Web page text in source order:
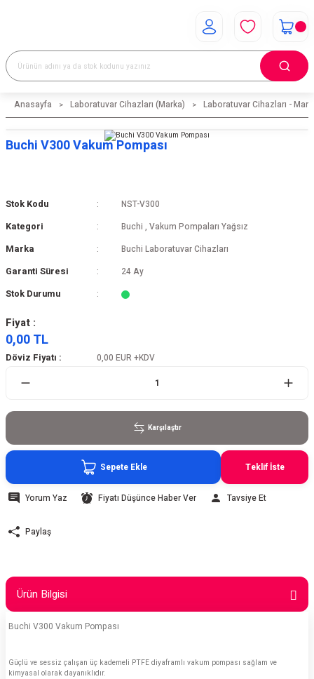
Anasayfa Laboratuvar Cihazları (Marka) Laboratuvar Cihazları -
Buchi V300 Vakum Pompası
Stok Kodu NST-V300
Kategori Buchi , Vakum Pompaları Yağsız
Marka Buchi Laboratuvar Cihazları
Garanti Süresi 24 Ay
Stok Durumu
Fiyat :
0,00 TL
Döviz Fiyatı : 0,00 EUR +KDV
Karşılaştır
Sepete Ekle Teklif İste
Yorum Yaz Fiyatı Düşünce Haber Ver Tavsiye Et
Paylaş
Ürün Bilgisi
Buchi V300 Vakum Pompası
Güçlü ve sessiz çalışan üç kademeli PTFE diyaframlı vakum pompası sağlam ve
kimyasal olarak dayanıklıdır.